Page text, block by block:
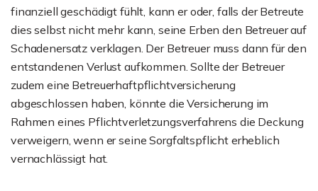
finanziell geschädigt fühlt, kann er oder, falls der Betreute
dies selbst nicht mehr kann, seine Erben den Betreuer auf
Schadenersatz verklagen. Der Betreuer muss dann für den
entstandenen Verlust aufkommen. Sollte der Betreuer
zudem eine Betreuerhaftpflichtversicherung
abgeschlossen haben, könnte die Versicherung im
Rahmen eines Pflichtverletzungsverfahrens die Deckung
verweigern, wenn er seine Sorgfaltspflicht erheblich
vernachlässigt hat.